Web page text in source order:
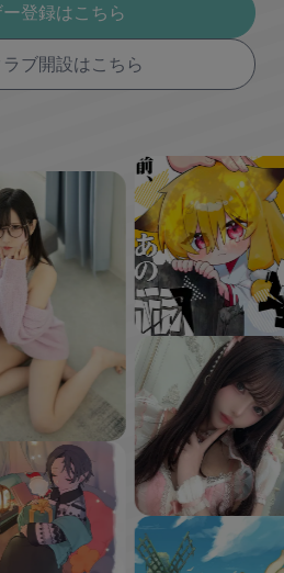
登録はこちら
ブ開設はこちら